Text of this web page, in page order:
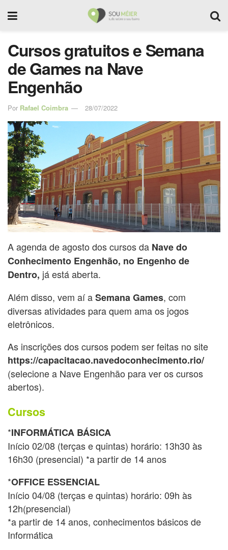
Cursos gratuitos e Semana
de Games na Nave
Engenhão
Por Rafael Coimbra 28/07/2022
A agenda de agosto dos cursos da Nave do
Conhecimento Engenhão, no Engenho de
Dentro, já está aberta.
Além disso, vem aí aSemana Games, com
diversas atividades para quem ama os jogos
eletrônicos.
As inscrições dos cursos podem ser feitas no site
https://capacitacao.navedoconhecimento.rio/
(selecione a Nave Engenhão para ver os cursos
abertos).
Cursos
*INFORMÁTICA BÁSICA
Início 02/08 (terças e quintas) horário: 13h30 às
16h30 (presencial) *a partir de 14 anos
*OFFICE ESSENCIAL
Início 04/08 (terças e quintas) horário: 09h às
12h(presencial)
*a partir de 14 anos, conhecimentos básicos de
Informática